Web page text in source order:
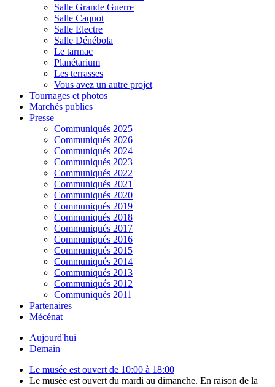
Salle Grande Guerre
Salle Caquot
Salle Electre
Salle Dénébola
Le tarmac
Planétarium
Les terrasses
Vous avez un autre projet
Tournages et photos
Marchés publics
Presse
Communiqués 2025
Communiqués 2026
Communiqués 2024
Communiqués 2023
Communiqués 2022
Communiqués 2021
Communiqués 2020
Communiqués 2019
Communiqués 2018
Communiqués 2017
Communiqués 2016
Communiqués 2015
Communiqués 2014
Communiqués 2013
Communiqués 2012
Communiqués 2011
Partenaires
Mécénat
Aujourd'hui
Demain
Le musée est ouvert de 10:00 à 18:00
Le musée est ouvert du mardi au dimanche. En raison de la